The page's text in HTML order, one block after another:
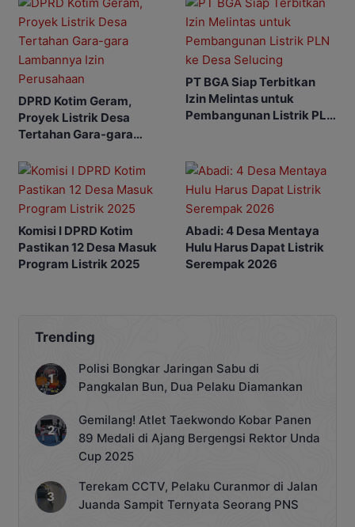
DPRD Kotim Geram,
Proyek Listrik Desa
Tertahan Gara-gara
Perusahaan
PT BGA Siap Terbitkan
Izin Melintas untuk
Pembangunan Listrik PLN
Komisi I DPRD Kotim
Pastikan 12 Desa Masuk
Program Listrik 2025
Abadi: 4 Desa Mentaya
Hulu Harus Dapat Listrik
Serempak 2026
Trending
Polisi Bongkar Jaringan Sabu di
Pangkalan Bun, Dua Pelaku Diamankan
Gemilang! Atlet Taekwondo Kobar Panen
89 Medali di Ajang Bergengsi Rektor Unda
Cup 2025
Terekam CCTV, Pelaku Curanmor di Jalan
Juanda Sampit Ternyata Seorang PNS